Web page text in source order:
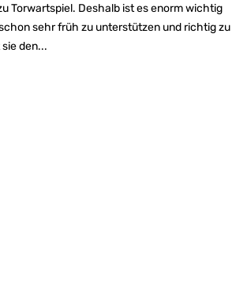
Torwartspiel. Deshalb ist es enorm wichtig
sehr früh zu unterstützen und richtig zu
den...